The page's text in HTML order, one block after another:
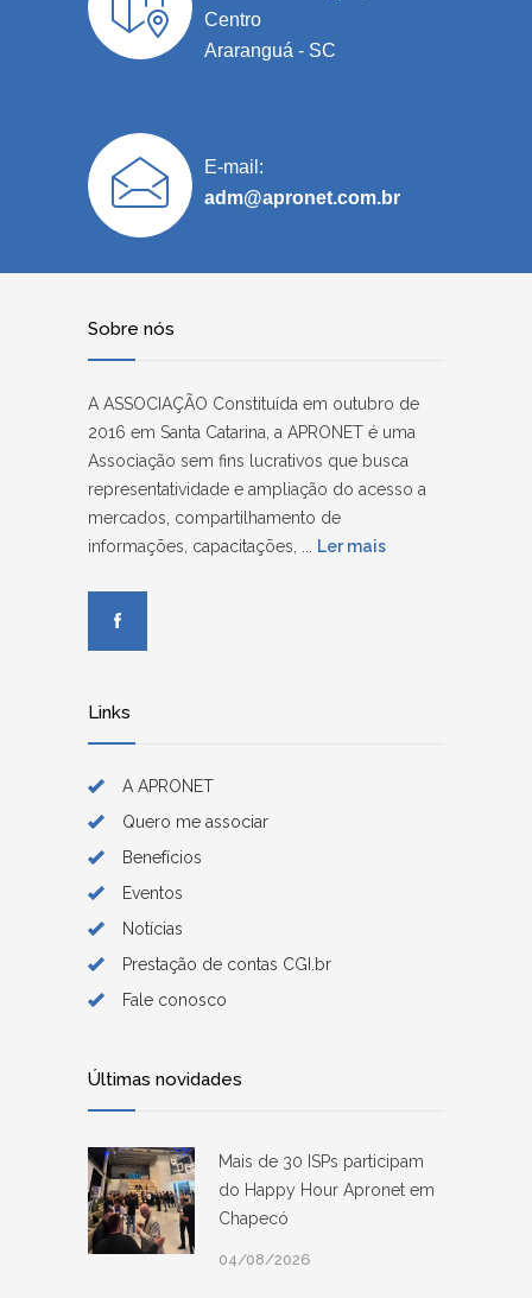
Centro
Araranguá - SC
E-mail:
adm@apronet.com.br
Sobre nós
A ASSOCIAÇÃO Constituída em outubro de
2016 em Santa Catarina, a APRONET é uma
Associação sem fins lucrativos que busca
representatividade e ampliação do acesso a
mercados, compartilhamento de
informações, capacitações, ...
Ler mais
Links
A APRONET
Quero me associar
Benefícios
Eventos
Notícias
Prestação de contas CGI.br
Fale conosco
Últimas novidades
Mais de 30 ISPs participam
do Happy Hour Apronet em
Chapecó
04/08/2026